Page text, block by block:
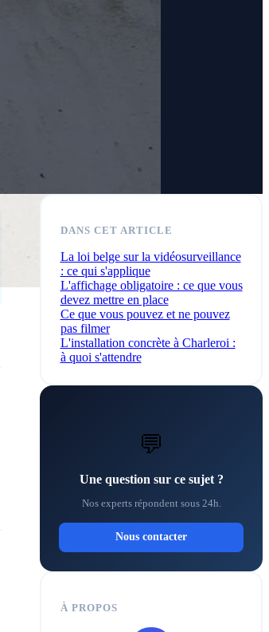
DANS CET ARTICLE
La loi belge sur la vidéosurveillance
: ce qui s'applique
L'affichage obligatoire : ce que vous
devez mettre en place
Ce que vous pouvez et ne pouvez
pas filmer
L'installation concrète à Charleroi :
à quoi s'attendre
💬
Une question sur ce sujet ?
Nos experts répondent sous 24h.
Nous contacter
À PROPOS